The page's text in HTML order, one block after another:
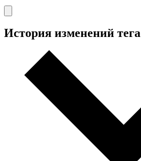
История изменений тега